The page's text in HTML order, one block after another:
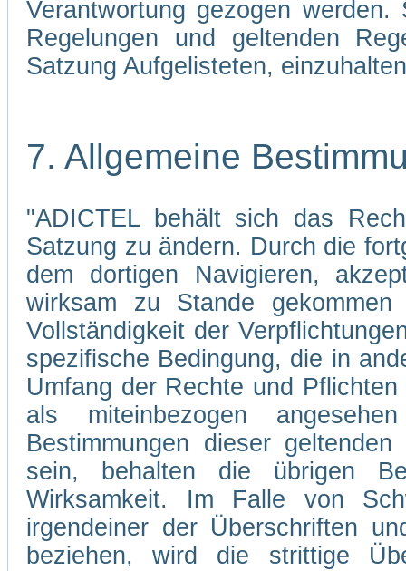
Verantwortung gezogen
Regelungen und geltenden
Satzung Aufgelisteten,
7. Allgemeine
"ADICTEL behält sich das
Satzung zu ändern. Durch die
dem dortigen Navigieren,
wirksam zu Stande
Vollständigkeit der
spezifische Bedingung, die in
Umfang der Rechte und
als miteinbezogen
Bestimmungen dieser
sein, behalten die übrigen
Wirksamkeit. Im Falle von
irgendeiner der Überschriften
beziehen, wird die strittige